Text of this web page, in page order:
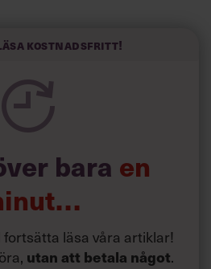
positiv konsekvens av en stark
också göra att medarbetaren
leverera. Du är ju kompis med
minskar.
också:
Därför gör orädda
succé
kostnadsfritt!
bara en
fortsätta läsa våra artiklar!
utan att betala något.